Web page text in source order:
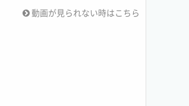
動画が見られない時はこちら